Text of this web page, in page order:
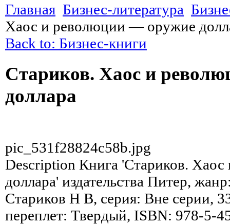
Главная Бизнес-литература
Хаос и революции — оружие
Back to: Бизнес-книги
Стариков. Хаос и
доллара
pic_531f28824c58b.jpg
Description Книга 'Стариков.
доллара' издательства Питер,
Стариков Н В, серия: Вне серии,
переплет: Твердый, ISBN: 978-5-